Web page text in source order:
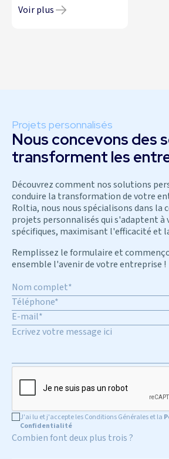
Voir plus
Projets personnalisés
Nous concevons des
transforment les
Découvrez comment nos solutions
conduire la transformation de votre
Roltia, nous nous spécialisons dans la
projets personnalisés qui s'adaptent à
spécifiques, maximisant l'efficacité et
Remplissez le formulaire et
ensemble l'avenir de votre entreprise !
J'ai lu et j'accepte les Conditions Générales et la
Confidentialité
Combien font deux plus trois ?